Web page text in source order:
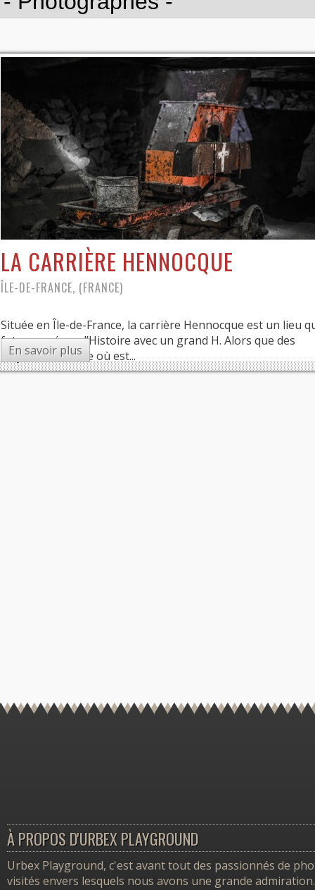
LA CARRIÈRE HENNOCQUE
ÎLE-DE-FRANCE, (FRANCE)
Située en Île-de-France, la carrière Hennocque est un lieu
fut marqué par l’Histoire avec un grand H. Alors que des
crayères (carrière où est...
En savoir plus
À PROPOS D'URBEX PLAYGROUND
Urbex Playground, c'est avant tout des passionnés de
visités envers lesquels nous avons une grande admiration.